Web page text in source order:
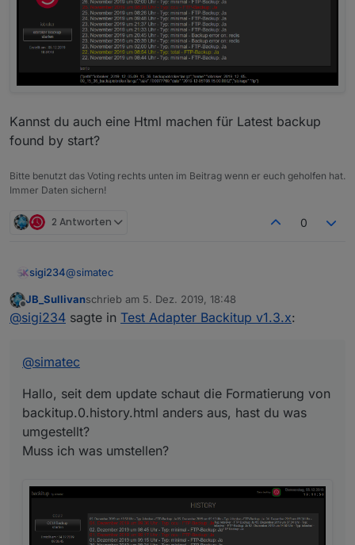
Kannst du auch eine Html machen für Latest backup
found by start?
Bitte benutzt das Voting rechts unten im Beitrag wenn er euch geholfen hat.
Immer Daten sichern!
2 Antworten 0
sigi234@simatec
Hallo, seit dem update schaut die Formatierung von
backitup.0.history.html anders aus, hast du was
Kannst du auch eine Html machen für Latest backup
Offline
JB_Sullivanschrieb am 5. Dez. 2019, 18:48
zuletzt editiert von
@sigi234 sagte in Test Adapter Backitup v1.3.x:
@simatec
Hallo, seit dem update schaut die Formatierung von
backitup.0.history.html anders aus, hast du was
umgestellt?
Muss ich was umstellen?